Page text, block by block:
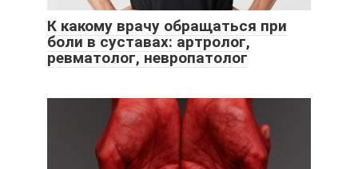
К какому врачу обращаться при
боли в суставах: артролог,
ревматолог, невропатолог